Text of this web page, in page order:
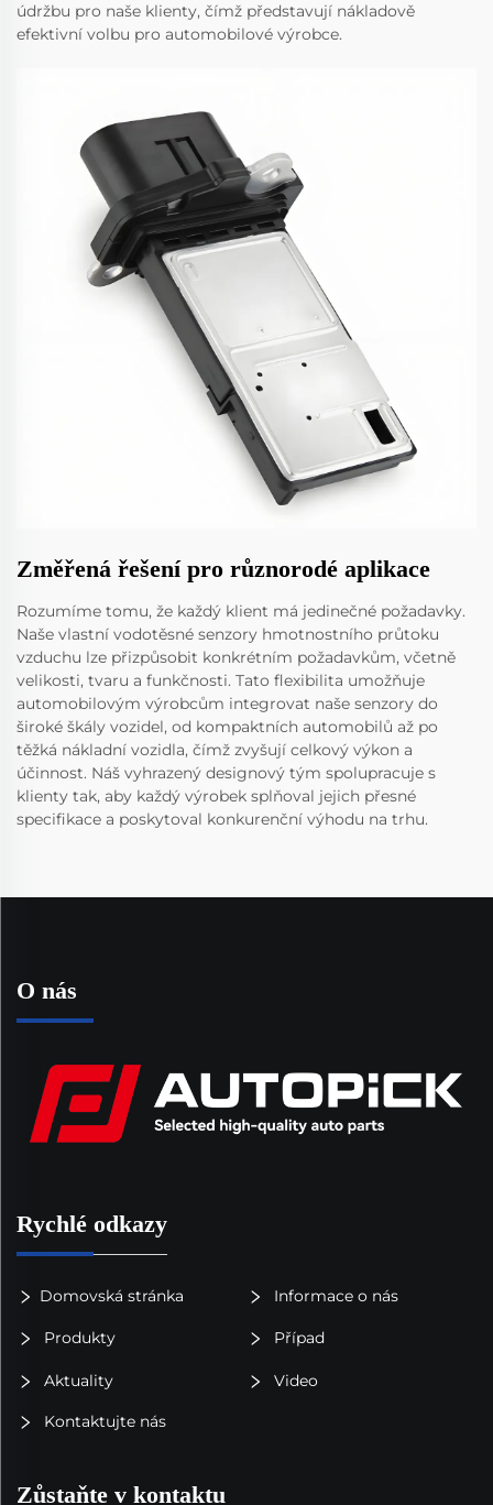
údržbu pro naše klienty, čímž představují nákladově
efektivní volbu pro automobilové výrobce.
Změřená řešení pro různorodé aplikace
Rozumíme tomu, že každý klient má jedinečné požadavky.
Naše vlastní vodotěsné senzory hmotnostního průtoku
vzduchu lze přizpůsobit konkrétním požadavkům, včetně
velikosti, tvaru a funkčnosti. Tato flexibilita umožňuje
automobilovým výrobcům integrovat naše senzory do
široké škály vozidel, od kompaktních automobilů až po
těžká nákladní vozidla, čímž zvyšují celkový výkon a
účinnost. Náš vyhrazený designový tým spolupracuje s
klienty tak, aby každý výrobek splňoval jejich přesné
specifikace a poskytoval konkurenční výhodu na trhu.
O nás
Rychlé odkazy
Domovská stránka Informace o nás
Produkty Případ
Aktuality Video
Kontaktujte nás
Zůstaňte v kontaktu